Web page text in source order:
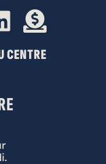
CENTRE